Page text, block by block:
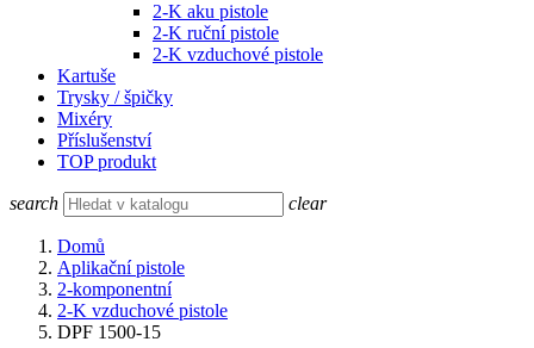
2-K aku pistole
2-K ruční pistole
2-K vzduchové pistole
Kartuše
Trysky / špičky
Mixéry
Příslušenství
TOP produkt
search clear
Domů
Aplikační pistole
2-komponentní
2-K vzduchové pistole
DPF 1500-15